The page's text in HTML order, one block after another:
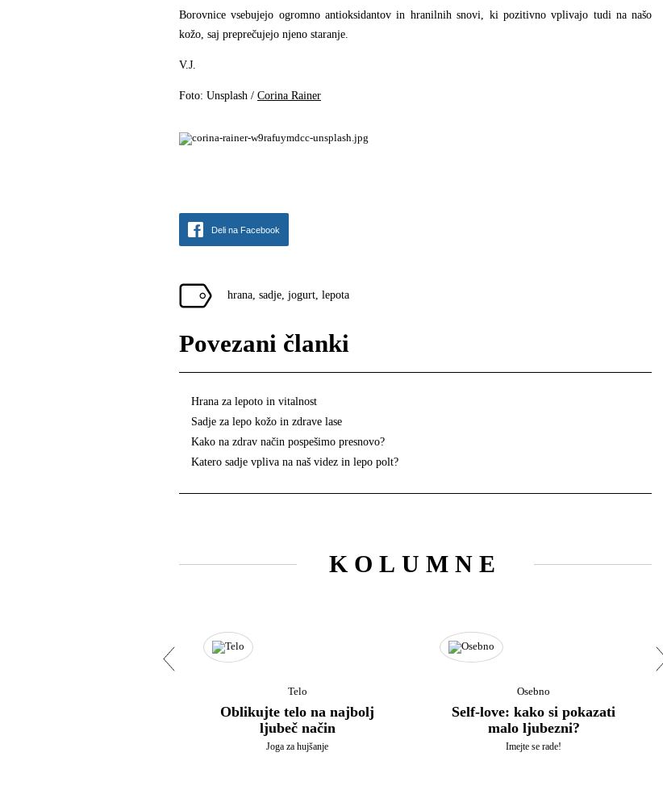
Borovnice vsebujejo ogromno antioksidantov in hranilnih snovi, ki pozitivno vplivajo tudi na našo
kožo, saj preprečujejo njeno staranje.
V.J.
Foto: Unsplash / Corina Rainer
Deli na Facebook
hrana, sadje, jogurt, lepota
Povezani članki
Hrana za lepoto in vitalnost
Sadje za lepo kožo in zdrave lase
Kako na zdrav način pospešimo presnovo?
Katero sadje vpliva na naš videz in lepo polt?
KOLUMNE
Telo
Oblikujte telo na najbolj
ljubeč način
Joga za hujšanje
Osebno
Self-love: kako si pokazati
malo ljubezni?
Imejte se rade!